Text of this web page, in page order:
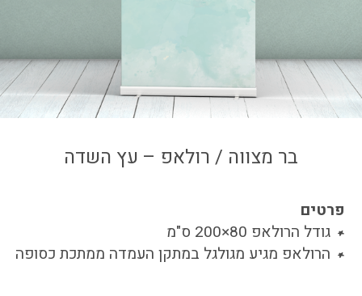
איזור אישי
בר מצווה / רולאפ – עץ השדה
פרטים
גודל הרולאפ 80×200 ס"מ
הרולאפ מגיע מגולגל במתקן העמדה ממתכת כסופה